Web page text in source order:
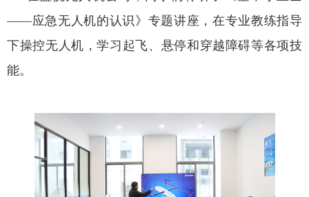
——应急无人机的认识》专题讲座，在专业教练指导
下操控无人机，学习起飞、悬停和穿越障碍等各项技
能。